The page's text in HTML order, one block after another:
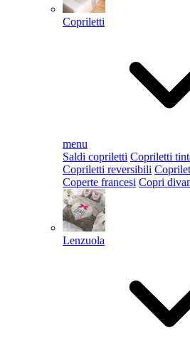
Copriletti
menu
Saldi copriletti Copriletti
Copriletti reversibili
Coperte francesi Copri
Lenzuola